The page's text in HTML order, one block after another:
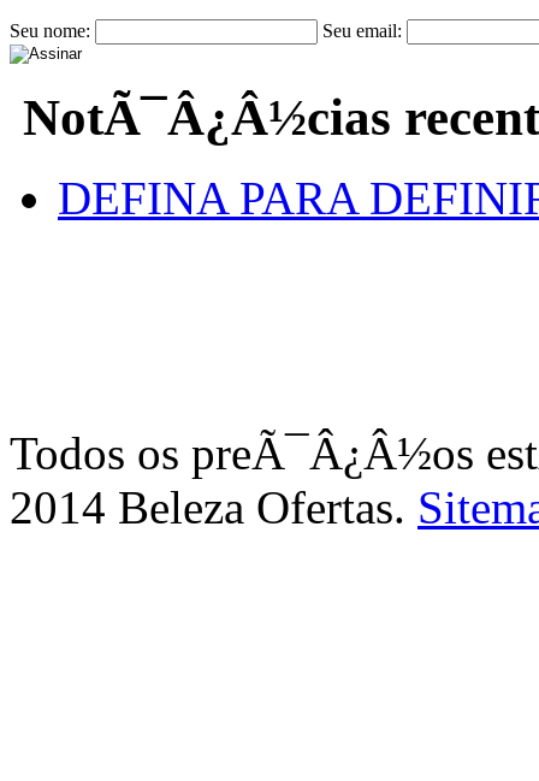
Seu nome: Seu email:
NotÃ¯Â¿Â½cias
DEFINA PARA
Todos os preÃ¯Â¿Â½os
2014 Beleza Ofertas.